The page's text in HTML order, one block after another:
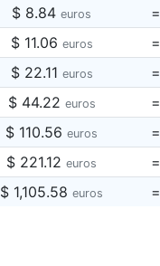
$ 8.84 euros =
$ 11.06 euros =
$ 22.11 euros =
$ 44.22 euros =
$ 110.56 euros =
$ 221.12 euros =
$ 1,105.58 euros =